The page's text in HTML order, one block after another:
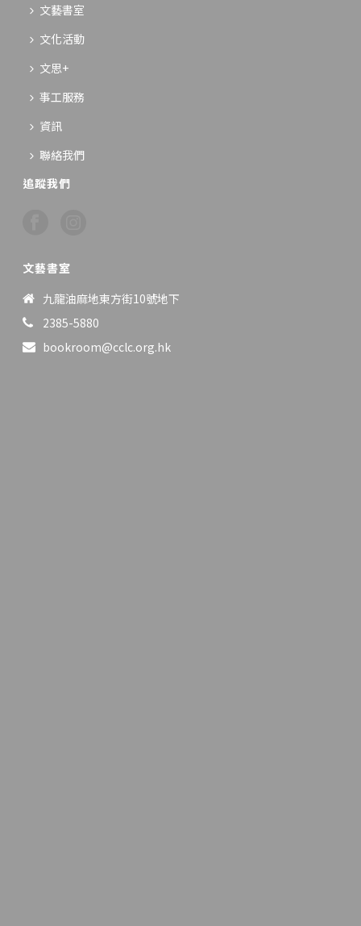
文藝書室
文化活動
文思+
事工服務
資訊
聯絡我們
追蹤我們
文藝書室
九龍油麻地東方街10號地下
2385-5880
bookroom@cclc.org.hk